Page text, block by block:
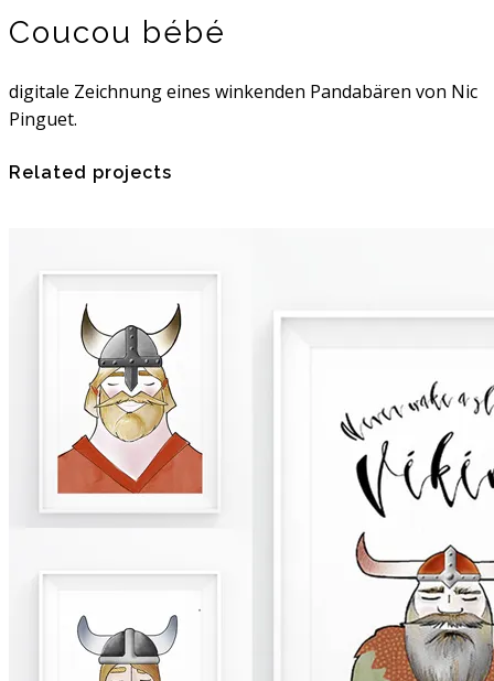
Coucou bébé
digitale Zeichnung eines winkenden Pandabären von Nic
Pinguet.
Related projects